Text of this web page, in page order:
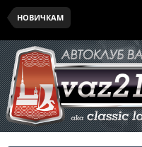
НОВИЧКАМ